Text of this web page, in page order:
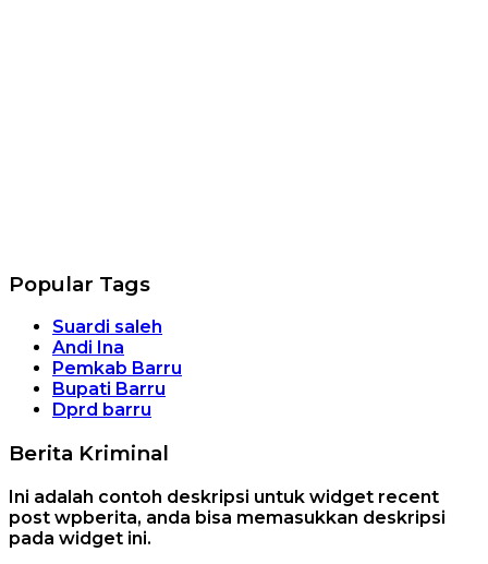
Popular Tags
Suardi saleh
Andi Ina
Pemkab Barru
Bupati Barru
Dprd barru
Berita Kriminal
Ini adalah contoh deskripsi untuk widget recent
post wpberita, anda bisa memasukkan deskripsi
pada widget ini.